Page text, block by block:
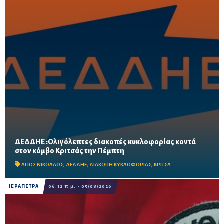
ΔΕΔΔΗΕ :Ολιγόλεπτες διακοπές κυκλοφορίας κοντά
στον κόμβο Κριτσάς την Πέμπτη
ΑΓΙΟΣ ΝΙΚΟΛΑΟΣ, ΔΕΔΔΗΕ, ΔΙΑΚΟΠΗ ΚΥΚΛΟΦΟΡΙΑΣ, ΚΡΙΤΣΑ
Τρεις πεντάλεπτες διακοπές θα πραγματοποιηθούν στις 10:00
το πρωί, στη θέση Λιμνί κοντά στην Αμμουδάρα και στη σήραγγα
της Νέας Εθνικής Οδού, λόγω εργασιών για ...
ΙΕΡΑΠΕΤΡΑ 06:12 π.μ. - 05/08/2026